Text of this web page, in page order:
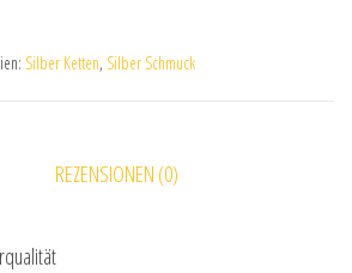
Silber Ketten, Silber Schmuck
REZENSIONEN (0)